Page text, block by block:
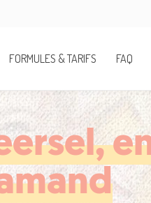
FORMULES & TARIFS FAQ